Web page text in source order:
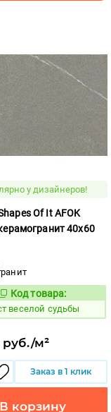
у дизайнеров!
Of It AFOK
40x60
1016849
Код товара:
веселой судьбы
руб./м²
Заказ в 1 клик
В корзину